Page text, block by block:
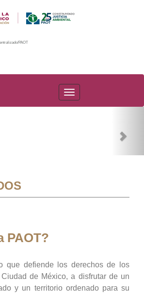
PAOT
PAOT
PAOT?
que defiende los derechos de los
de México, a disfrutar de un
y un territorio ordenado para su